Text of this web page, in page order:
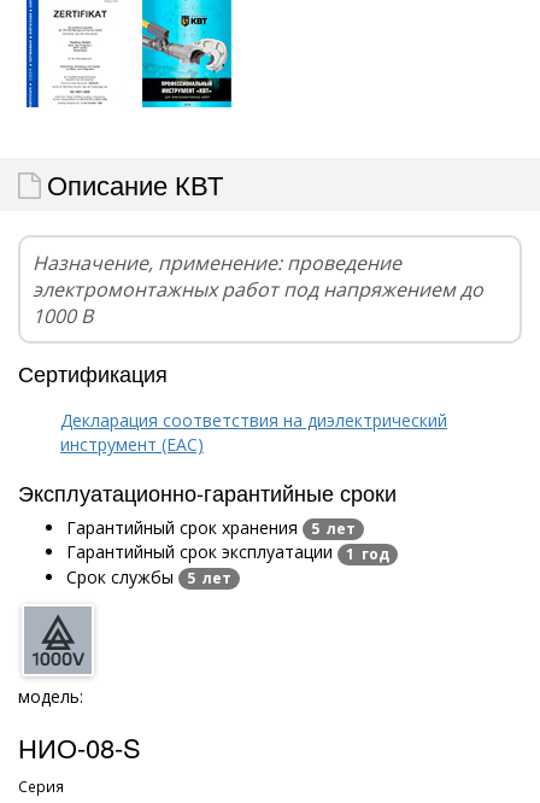
Описание КВТ
Назначение, применение: проведение
электромонтажных работ под напряжением до
1000 В
Сертификация
Декларация соответствия на диэлектрический
инструмент (EAC)
Эксплуатационно-гарантийные сроки
Гарантийный срок хранения 5 лет
Гарантийный срок эксплуатации 1 год
Срок службы 5 лет
модель:
НИО-08-S
Серия